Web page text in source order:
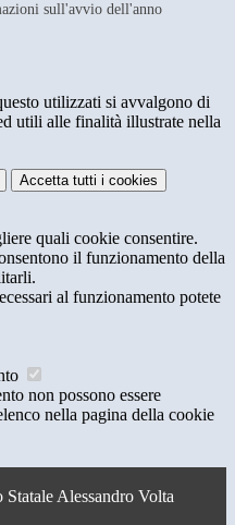
sull'avvio dell'anno
utilizzati si avvalgono di
utili alle finalità illustrate nella
Accetta tutti i cookies
quali cookie consentire.
il funzionamento della
al funzionamento potete
non possono essere
nella pagina della cookie
Alessandro Volta